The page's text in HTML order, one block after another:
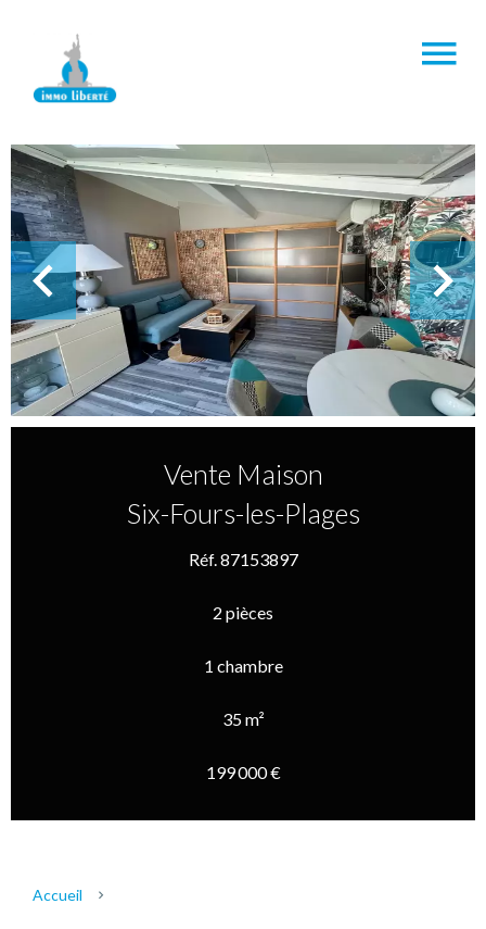
Vente Maison
Six-Fours-les-Plages
Réf. 87153897
2 pièces
1 chambre
35 m²
199 000 €
Accueil